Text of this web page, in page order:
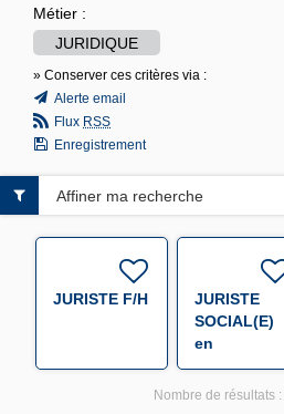
Métier :
JURIDIQUE
» Conserver ces critères via :
Alerte email
Flux RSS
Enregistrement
JURISTE F/H
JURISTE
SOCIAL(E)
en
alternance
F/H
Affiner ma recherche
Nombre de résultats :